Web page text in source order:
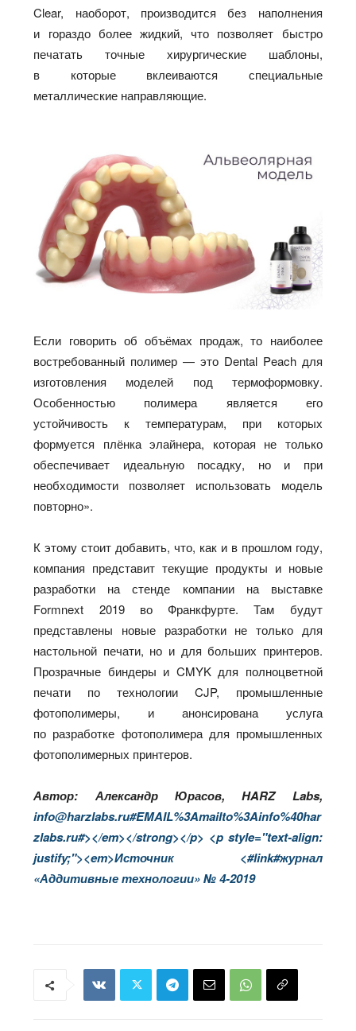
Clear, наоборот, производится без наполнения
и гораздо более жидкий, что позволяет быстро
печатать точные хирургические шаблоны,
в которые вклеиваются специальные
металлические направляющие.
Если говорить об объёмах продаж, то наиболее
востребованный полимер — это Dental Peach для
изготовления моделей под термоформовку.
Особенностью полимера является его
устойчивость к температурам, при которых
формуется плёнка элайнера, которая не только
обеспечивает идеальную посадку, но и при
необходимости позволяет использовать модель
повторно».
К этому стоит добавить, что, как и в прошлом году,
компания представит текущие продукты и новые
разработки на стенде компании на выставке
Formnext 2019 во Франкфурте. Там будут
представлены новые разработки не только для
настольной печати, но и для больших принтеров.
Прозрачные биндеры и CMYK для полноцветной
печати по технологии CJP, промышленные
фотополимеры, и анонсирована услуга
по разработке фотополимера для промышленных
фотополимерных принтеров.
Автор: Александр Юрасов, HARZ Labs,
info@harzlabs.ru#EMAIL%3Amailto%3Ainfo%40har
zlabs.ru#></em></strong></p> <p style="text-align:
justify;"><em>Источник <#link#журнал
«Аддитивные технологии» № 4-2019